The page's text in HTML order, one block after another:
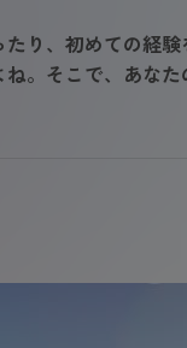
り、初めての経
。そこで、あな